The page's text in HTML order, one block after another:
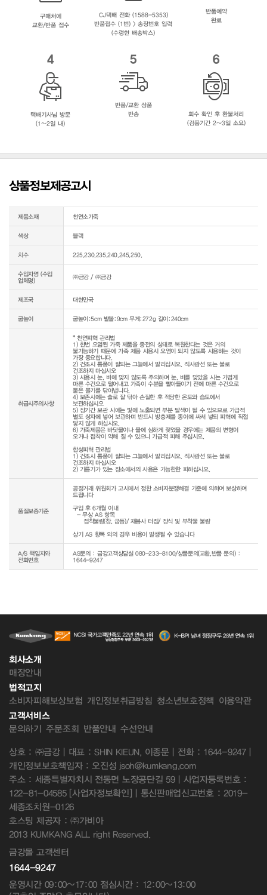
구매처에
교환/반품 접수
CJ택배 전화 (1588-5353)
반품접수 (1번) > 송장번호 입력
(수령한 배송박스)
반품예약
완료
4
택배기사님 방문
(1~2일 내)
5
반품/교환 상품
반송
6
회수 확인 후 환불처리
(검품기간 2~3일 소요)
상품정보제공고시
제품소재 천연소가죽
색상 블랙
치수 225,230,235,240,245,250,
수입자명 (수입
업체명)
㈜금강 / ㈜금강
제조국 대한민국
굽높이 굽높이:5cm 발볼:9cm 무게:272g 길이:240cm
취급시주의사항
* 천연피혁 관리법
1) 한번 오염된 가죽 제품을 종전의 상태로 복원한다는 것은 거의
불가능하기 때문에 가죽 제품 사용시 오염이 되지 않도록 사용하는 것이
가장 중요합니다.
2) 건조시 통풍이 잘되는 그늘에서 말리십시오. 직사광선 또는 불로
건조하지 마십시오
3) 사용시 눈, 비에 맞지 않도록 주의하며 눈, 비를 맞았을 시는 가볍게
마른 수건으로 털어내고 가죽이 수분을 빨아들이기 전에 마른 수건으로
묻은 물기를 닦아냅니다.
4) 보존시에는 솔로 잘 닦아 손질한 후 적당한 온도와 습도에서
보관하십시오
5) 장기간 보관 시에는 빛에 노출되면 부분 탈색이 될 수 있으므로 가급적
별도 상자에 넣어 보관하며 반드시 방충제를 종이에 싸서 넣되 피혁에 직접
닿지 않게 하십시오.
6) 가죽제품은 바닷물이나 물에 심하게 젖었을 경우에는 제품의 변형이
오거나 접착이 약해 질 수 있으니 가급적 피해 주십시오.
합성피혁 관리법
1) 건조시 통풍이 잘되는 그늘에서 말리십시오. 직사광선 또는 불로
건조하지 마십시오
품질보증기준
공정거래 위원회가 고시에서 정한 소비자분쟁해결 기준에 의하여 보상하여
드립니다
구입 후 6개월 이내
  - 무상 AS 항목
상기 AS 항목 외의 경우 비용이 발생될 수 있습니다
A/S 책임자와
전화번호
AS문의 : 금강고객상담실 080-233-8100/상품문의(교환,반품 문의) :
1644-9247
회사소개
매장안내
법적고지
소비자피해보상보험 개인정보취급방침 청소년보호정책 이용약관
고객서비스
문의하기 주문조회 반품안내 수선안내
상호 : ㈜금강 | 대표 : SHIN KIEUN, 이종문 | 전화 : 1644-9247 |
개인정보보호책임자 : 오진성 jsoh@kumkang.com
주소 : 세종특별자치시 전동면 노장공단길 59 | 사업자등록번호 :
122-81-04585 [사업자정보확인] | 통신판매업신고번호 : 2019-
세종조치원-0126
호스팅 제공자 : ㈜가비아
2013 KUMKANG ALL right Reserved.
금강몰 고객센터
1644-9247
운영시간 09:00~17:00 점심시간 : 12:00~13:00